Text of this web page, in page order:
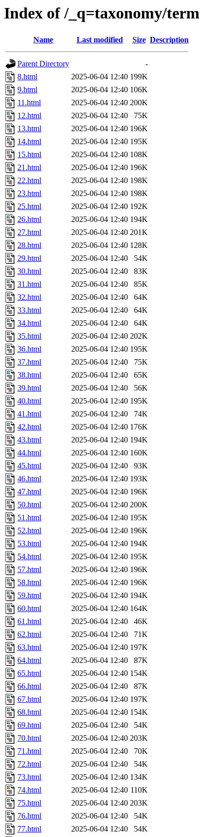
Index of /_q=taxonomy/term
Name Last modified Size Description
Parent Directory
-
8.html
2025-06-04 12:40 199K
9.html
2025-06-04 12:40 106K
11.html
2025-06-04 12:40 200K
12.html
2025-06-04 12:40
75K
13.html
2025-06-04 12:40 196K
14.html
2025-06-04 12:40 195K
15.html
2025-06-04 12:40 108K
21.html
2025-06-04 12:40 196K
22.html
2025-06-04 12:40 198K
23.html
2025-06-04 12:40 198K
25.html
2025-06-04 12:40 192K
26.html
2025-06-04 12:40 194K
27.html
2025-06-04 12:40 201K
28.html
2025-06-04 12:40 128K
29.html
2025-06-04 12:40
54K
30.html
2025-06-04 12:40
83K
31.html
2025-06-04 12:40
85K
32.html
2025-06-04 12:40
64K
33.html
2025-06-04 12:40
64K
34.html
2025-06-04 12:40
64K
35.html
2025-06-04 12:40 202K
36.html
2025-06-04 12:40 195K
37.html
2025-06-04 12:40
75K
38.html
2025-06-04 12:40
65K
39.html
2025-06-04 12:40
56K
40.html
2025-06-04 12:40 195K
41.html
2025-06-04 12:40
74K
42.html
2025-06-04 12:40 176K
43.html
2025-06-04 12:40 194K
44.html
2025-06-04 12:40 160K
45.html
2025-06-04 12:40
93K
46.html
2025-06-04 12:40 193K
47.html
2025-06-04 12:40 196K
50.html
2025-06-04 12:40 200K
51.html
2025-06-04 12:40 195K
52.html
2025-06-04 12:40 196K
53.html
2025-06-04 12:40 194K
54.html
2025-06-04 12:40 195K
57.html
2025-06-04 12:40 196K
58.html
2025-06-04 12:40 196K
59.html
2025-06-04 12:40 194K
60.html
2025-06-04 12:40 164K
61.html
2025-06-04 12:40
46K
62.html
2025-06-04 12:40
71K
63.html
2025-06-04 12:40 197K
64.html
2025-06-04 12:40
87K
65.html
2025-06-04 12:40 154K
66.html
2025-06-04 12:40
87K
67.html
2025-06-04 12:40 197K
68.html
2025-06-04 12:40 154K
69.html
2025-06-04 12:40
54K
70.html
2025-06-04 12:40 203K
71.html
2025-06-04 12:40
70K
72.html
2025-06-04 12:40
54K
73.html
2025-06-04 12:40 134K
74.html
2025-06-04 12:40 110K
75.html
2025-06-04 12:40 203K
76.html
2025-06-04 12:40
54K
77.html
2025-06-04 12:40
54K